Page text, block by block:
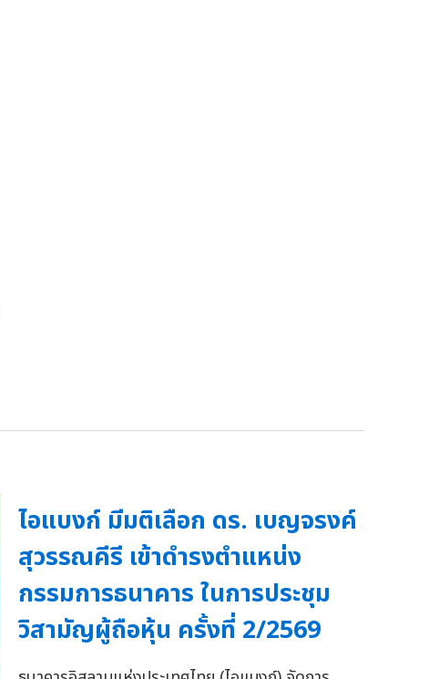
ไอแบงก์ มีมติเลือก ดร. เบญจรงค์
สุวรรณคีรี เข้าดำรงตำแหน่ง
กรรมการธนาคาร ในการประชุม
วิสามัญผู้ถือหุ้น ครั้งที่ 2/2569